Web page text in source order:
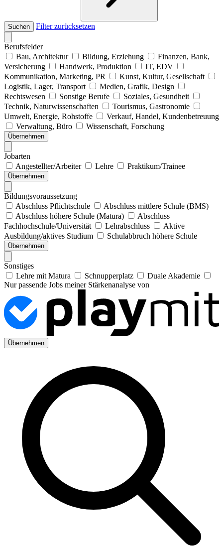
Suchen Filter zurücksetzen
Berufsfelder
Bau, Architektur
Bildung, Erziehung
Finanzen, Bank,
Versicherung
Handwerk, Produktion
IT, EDV
Kommunikation, Marketing, PR
Kunst, Kultur, Gesellschaft
Logistik, Lager, Transport
Medien, Grafik, Design
Rechtswesen
Sonstige Berufe
Soziales, Gesundheit
Technik, Naturwissenschaften
Tourismus, Gastronomie
Umwelt, Energie, Rohstoffe
Verkauf, Handel, Kundenbetreuung
Verwaltung, Büro
Wissenschaft, Forschung
Übernehmen
Jobarten
Angestellter/Arbeiter
Lehre Praktikum/Trainee
Übernehmen
Bildungsvoraussetzung
Abschluss Pflichtschule
Abschluss mittlere Schule (BMS)
Abschluss höhere Schule (Matura)
Abschluss
Fachhochschule/Universität
Lehrabschluss
Aktive
Ausbildung/aktives Studium
Schulabbruch höhere Schule
Übernehmen
Sonstiges
Lehre mit Matura
Schnupperplatz
Duale Akademie
Nur passende Jobs meiner Stärkenanalyse von
Übernehmen